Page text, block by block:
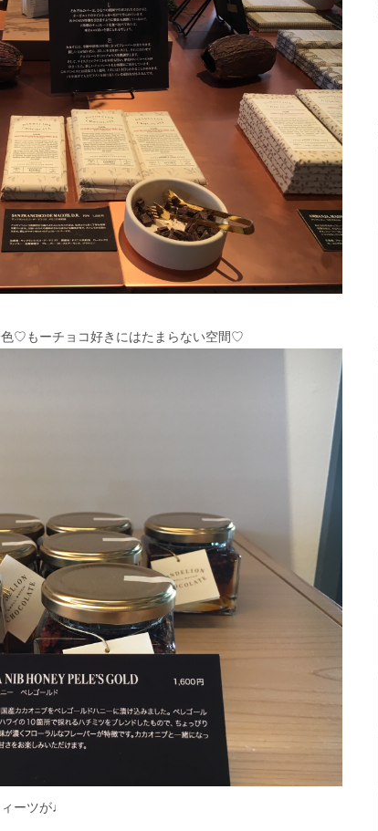
♡もーチョコ好きにはたまらない空間♡
ーツが♩